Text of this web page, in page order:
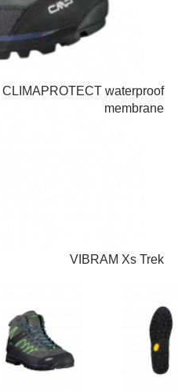
CLIMAPROTECT waterproof
membrane
VIBRAM Xs Trek